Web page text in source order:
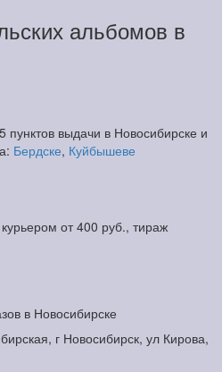
альбомов в
пунктов выдачи в Новосибирске и
Бердске, Куйбышеве
от 400 руб., тираж
в Новосибирске
г Новосибирск, ул Кирова,